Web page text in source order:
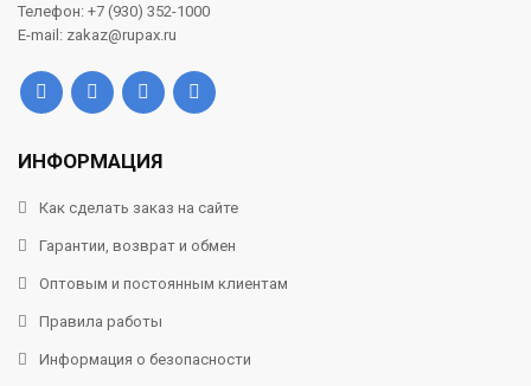
Телефон: +7 (930) 352-1000
E-mail: zakaz@rupax.ru
ИНФОРМАЦИЯ
Как сделать заказ на сайте
Гарантии, возврат и обмен
Оптовым и постоянным клиентам
Правила работы
Информация о безопасности